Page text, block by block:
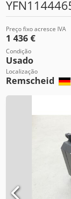
Preço fixo acresce IVA
1 436 €
Condição
Usado
Localização
Remscheid